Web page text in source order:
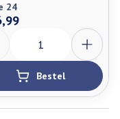
24
Bestel